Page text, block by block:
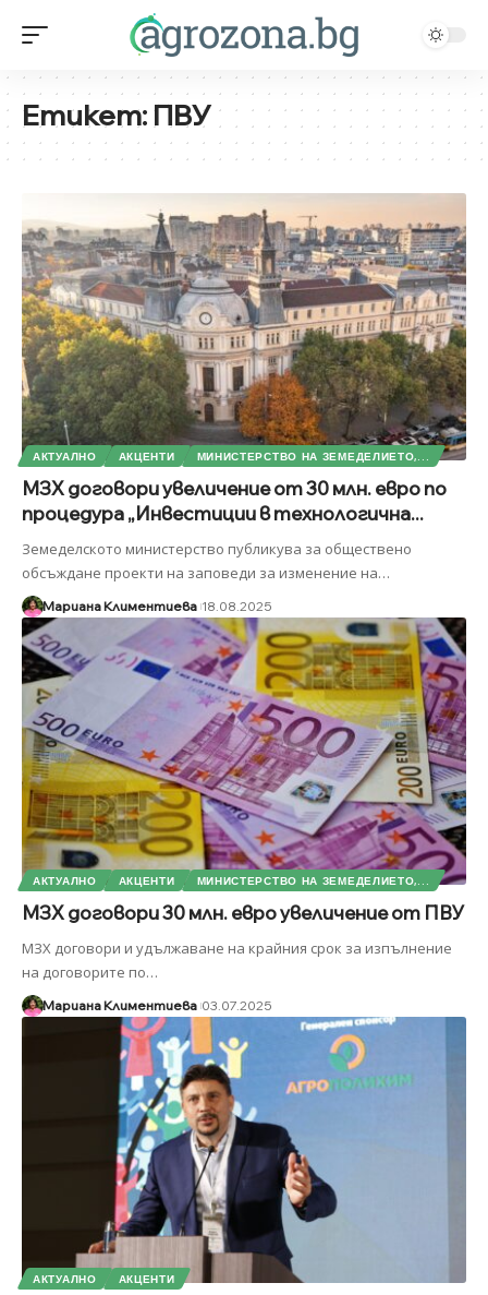
Етикет:ПВУ
АКТУАЛНО АКЦЕНТИ МИНИСТЕРСТВО НА ЗЕМЕДЕЛИЕТО,...
МЗХ договори увеличение от 30 млн. евро по
процедура „Инвестиции в технологична...
Земеделското министерство публикува за обществено
обсъждане проекти на заповеди за изменение на…
Мариана Климентиева 18.08.2025
АКТУАЛНО АКЦЕНТИ МИНИСТЕРСТВО НА ЗЕМЕДЕЛИЕТО,...
МЗХ договори 30 млн. евро увеличение от ПВУ
МЗХ договори и удължаване на крайния срок за изпълнение
на договорите по…
Мариана Климентиева 03.07.2025
АКТУАЛНО АКЦЕНТИ